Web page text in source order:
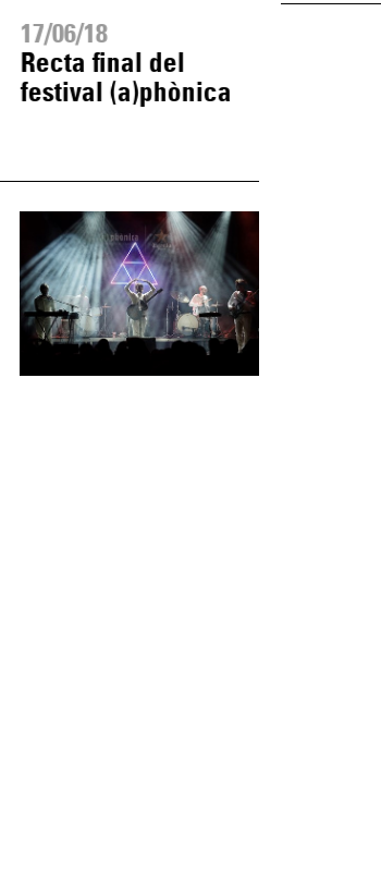
17/06/18
Recta final del
festival (a)phònica